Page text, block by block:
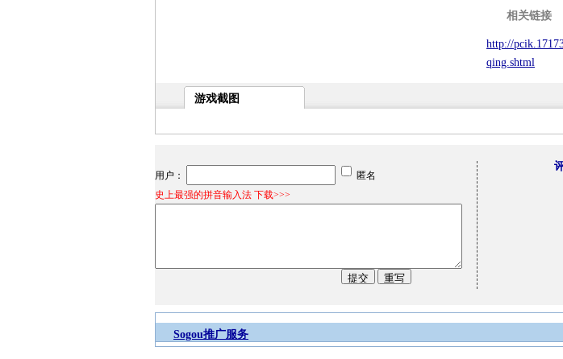
相关链接
http://
qing.shtml
游戏截图
用户：
匿名
史上最强的拼音输入法 下载>>>
Sogou推广服务